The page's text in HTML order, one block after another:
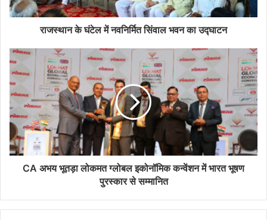
राजस्थान के घंटेल में नवनिर्मित सिंवाल भवन का उद्घाटन
CA अभय भूतड़ा लोकमत ग्लोबल इकोनॉमिक कन्वेंशन में भारत भूषण
पुरस्कार से सम्मानित